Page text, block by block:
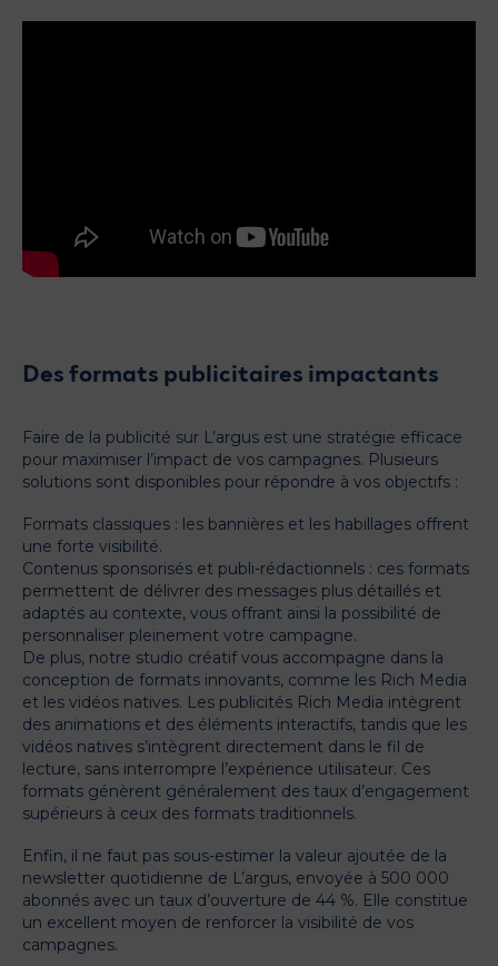
Des formats publicitaires impactants
Faire de la publicité sur L’argus est une stratégie efficace
pour maximiser l’impact de vos campagnes. Plusieurs
solutions sont disponibles pour répondre à vos objectifs :
Formats classiques : les bannières et les habillages offrent
une forte visibilité.
Contenus sponsorisés et publi-rédactionnels : ces formats
permettent de délivrer des messages plus détaillés et
adaptés au contexte, vous offrant ainsi la possibilité de
personnaliser pleinement votre campagne.
De plus, notre studio créatif vous accompagne dans la
conception de formats innovants, comme les Rich Media
et les vidéos natives. Les publicités Rich Media intègrent
des animations et des éléments interactifs, tandis que les
vidéos natives s’intègrent directement dans le fil de
lecture, sans interrompre l’expérience utilisateur. Ces
formats génèrent généralement des taux d’engagement
supérieurs à ceux des formats traditionnels.
Enfin, il ne faut pas sous-estimer la valeur ajoutée de la
newsletter quotidienne de L’argus, envoyée à 500 000
abonnés avec un taux d’ouverture de 44 %. Elle constitue
un excellent moyen de renforcer la visibilité de vos
campagnes.